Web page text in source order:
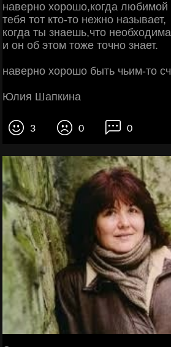
наверно хорошо,когда любимой
тебя тот кто-то нежно называет,
когда ты знаешь,что
и он об этом тоже точно знает.
наверно хорошо быть чьим-то
Юлия Шапкина
3 0 0